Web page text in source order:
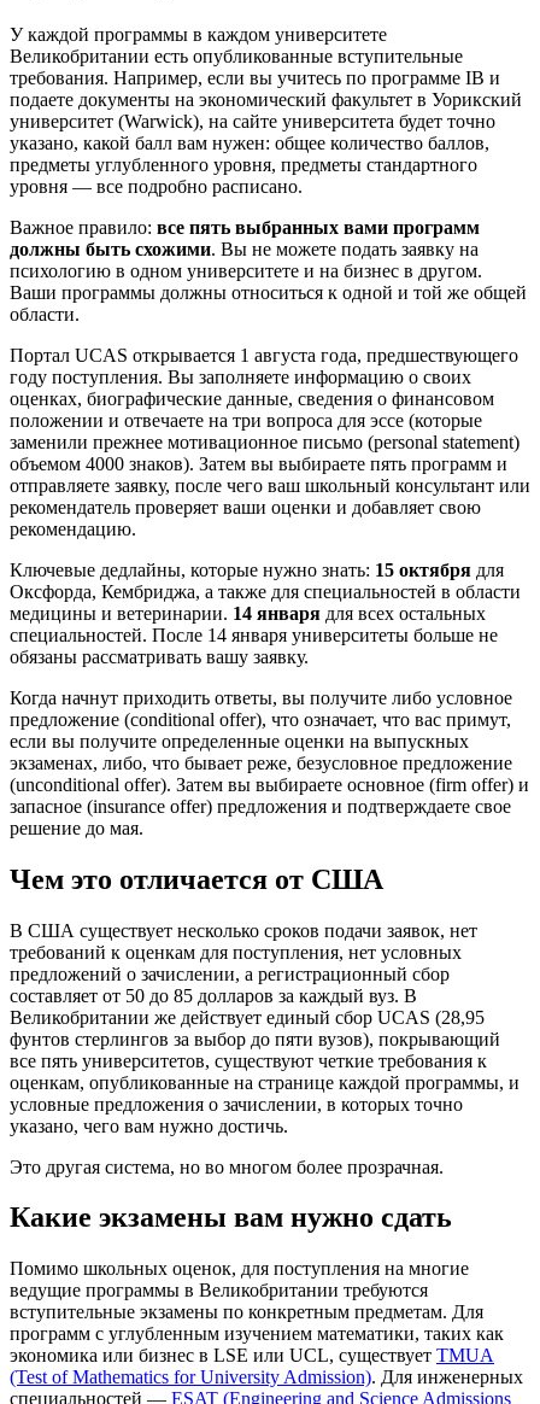
У каждой программы в каждом университете
Великобритании есть опубликованные вступительные
требования. Например, если вы учитесь по программе IB и
подаете документы на экономический факультет в Уорикский
университет (Warwick), на сайте университета будет точно
указано, какой балл вам нужен: общее количество баллов,
предметы углубленного уровня, предметы стандартного
уровня — все подробно расписано.
Важное правило: все пять выбранных вами программ
должны быть схожими. Вы не можете подать заявку на
психологию в одном университете и на бизнес в другом.
Ваши программы должны относиться к одной и той же общей
области.
Портал UCAS открывается 1 августа года, предшествующего
году поступления. Вы заполняете информацию о своих
оценках, биографические данные, сведения о финансовом
положении и отвечаете на три вопроса для эссе (которые
заменили прежнее мотивационное письмо (personal statement)
объемом 4000 знаков). Затем вы выбираете пять программ и
отправляете заявку, после чего ваш школьный консультант или
рекомендатель проверяет ваши оценки и добавляет свою
рекомендацию.
Ключевые дедлайны, которые нужно знать: 15 октября для
Оксфорда, Кембриджа, а также для специальностей в области
медицины и ветеринарии. 14 января для всех остальных
специальностей. После 14 января университеты больше не
обязаны рассматривать вашу заявку.
Когда начнут приходить ответы, вы получите либо условное
предложение (conditional offer), что означает, что вас примут,
если вы получите определенные оценки на выпускных
экзаменах, либо, что бывает реже, безусловное предложение
(unconditional offer). Затем вы выбираете основное (firm offer) и
запасное (insurance offer) предложения и подтверждаете свое
решение до мая.
Чем это отличается от США
В США существует несколько сроков подачи заявок, нет
требований к оценкам для поступления, нет условных
предложений о зачислении, а регистрационный сбор
составляет от 50 до 85 долларов за каждый вуз. В
Великобритании же действует единый сбор UCAS (28,95
фунтов стерлингов за выбор до пяти вузов), покрывающий
все пять университетов, существуют четкие требования к
оценкам, опубликованные на странице каждой программы, и
условные предложения о зачислении, в которых точно
указано, чего вам нужно достичь.
Это другая система, но во многом более прозрачная.
Какие экзамены вам нужно сдать
Помимо школьных оценок, для поступления на многие
ведущие программы в Великобритании требуются
вступительные экзамены по конкретным предметам. Для
программ с углубленным изучением математики, таких как
экономика или бизнес в LSE или UCL, существует TMUA
(Test of Mathematics for University Admission). Для инженерных
специальностей — ESAT (Engineering and Science Admissions